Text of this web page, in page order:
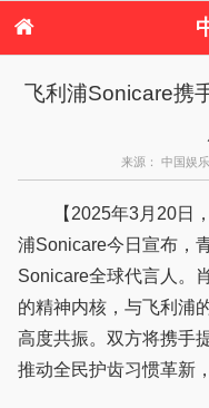
港台娱乐
日本
音乐
港台明星八卦
日本韩
飞利浦Sonicare携
来源： 中国娱
【2025年3月20日，
浦Sonicare今日宣布，
Sonicare全球代言人。
的精神内核，与飞利浦
高度共振。双方将携手
推动全民护齿习惯革新